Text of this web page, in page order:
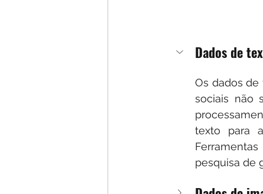
Dados de
Os dados
sociais não
texto para
pesquisa de